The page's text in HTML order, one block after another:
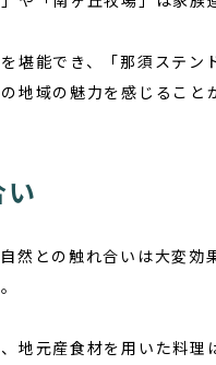
堪能でき、「那須ステン
地域の魅力を感じること
然との触れ合いは大変効
地元産食材を用いた料理